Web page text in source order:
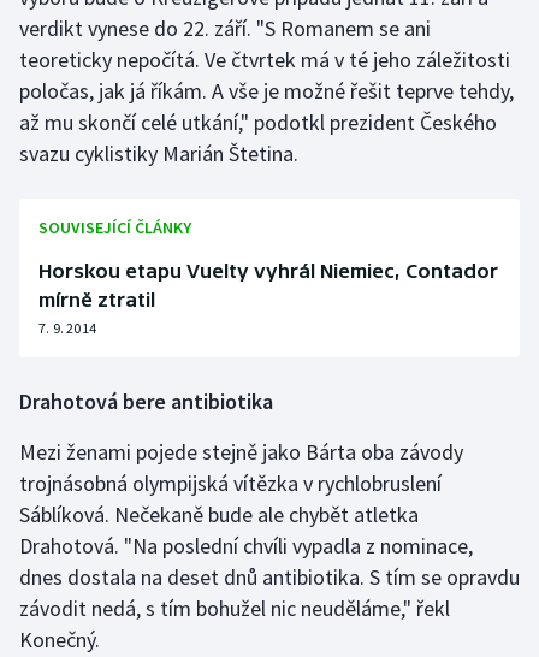
verdikt vynese do 22. září. "S Romanem se ani
teoreticky nepočítá. Ve čtvrtek má v té jeho záležitosti
poločas, jak já říkám. A vše je možné řešit teprve tehdy,
až mu skončí celé utkání," podotkl prezident Českého
svazu cyklistiky Marián Štetina.
SOUVISEJÍCÍ ČLÁNKY
Horskou etapu Vuelty vyhrál Niemiec, Contador
mírně ztratil
7. 9. 2014
Drahotová bere antibiotika
Mezi ženami pojede stejně jako Bárta oba závody
trojnásobná olympijská vítězka v rychlobruslení
Sáblíková. Nečekaně bude ale chybět atletka
Drahotová. "Na poslední chvíli vypadla z nominace,
dnes dostala na deset dnů antibiotika. S tím se opravdu
závodit nedá, s tím bohužel nic neuděláme," řekl
Konečný.